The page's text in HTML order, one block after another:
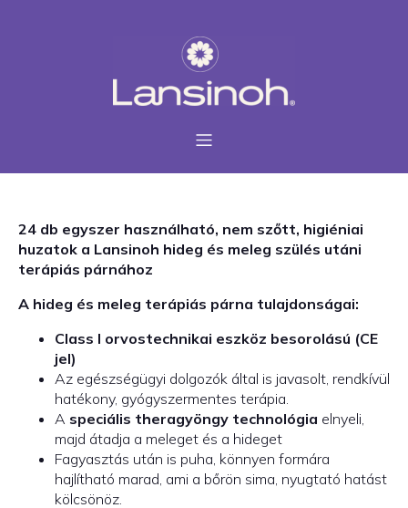
24 db egyszer használható, nem szőtt, higiéniai
huzatok a Lansinoh hideg és meleg szülés utáni
terápiás párnához
A hideg és meleg terápiás párna tulajdonságai:
Class I orvostechnikai eszköz besorolású (CE
jel)
Az egészségügyi dolgozók által is javasolt, rendkívül
hatékony, gyógyszermentes terápia.
A speciális theragyöngy technológia elnyeli,
majd átadja a meleget és a hideget
Fagyasztás után is puha, könnyen formára
hajlítható marad, ami a bőrön sima, nyugtató hatást
kölcsönöz.